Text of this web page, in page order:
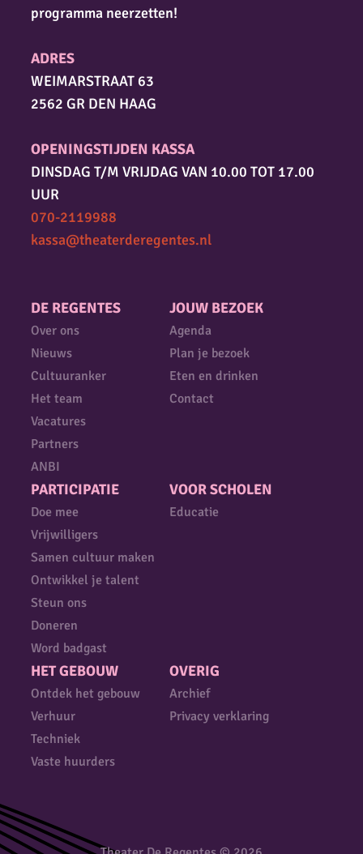
DE REGENTES
Over ons
Nieuws
Cultuuranker
Het team
Vacatures
Partners
ANBI
JOUW BEZOEK
Agenda
Plan je bezoek
Eten en drinken
Contact
PARTICIPATIE
Doe mee
Vrijwilligers
Samen cultuur maken
Ontwikkel je talent
Steun ons
Doneren
Word badgast
VOOR SCHOLEN
Educatie
HET GEBOUW
Ontdek het gebouw
Verhuur
Techniek
Vaste huurders
OVERIG
Archief
Privacy verklaring
programma neerzetten!
ADRES
WEIMARSTRAAT 63
2562 GR DEN HAAG
OPENINGSTIJDEN KASSA
DINSDAG T/M VRIJDAG VAN 10.00 TOT 17.00
UUR
070-2119988
kassa@theaterderegentes.nl